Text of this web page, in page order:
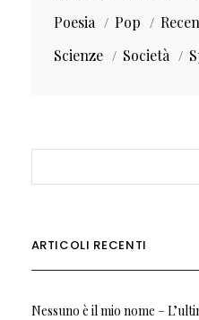
Poesia
Pop
Scienze
Società
ARTICOLI RECENTI
Nessuno è il mio nome –